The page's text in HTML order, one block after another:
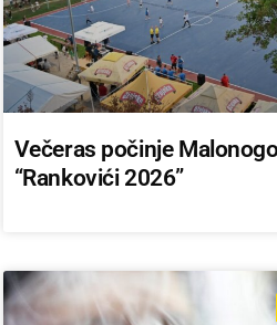
Večeras počinje
“Rankovići 2026”